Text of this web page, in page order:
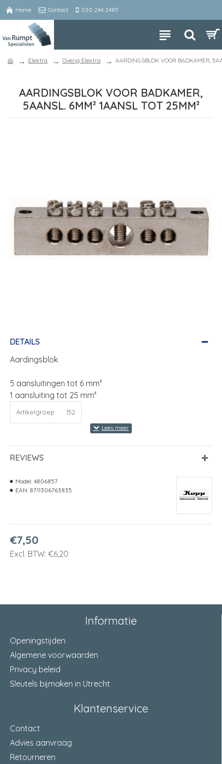
Home Contact 030 244 2485
Elektra Overig Elektra AARDINGSBLOK VOOR BADKAMER,
AARDINGSBLOK VOOR BADKAMER,
5AANSL. 6MM² 1AANSL TOT 25MM²
DETAILS
Aardingsblok
5 aansluitingen tot 6 mm²
1 aansluiting tot 25 mm²
Artikelgroep 152
REVIEWS
€7,50
Excl. BTW: €6,20
Model: 4806857
EAN: 8711306763835
Informatie
Openingstijden
Algemene voorwaarden
Privacy beleid
Sleutels bijmaken in Utrecht
Klantenservice
Contact
Advies aanvraag
Retourneren